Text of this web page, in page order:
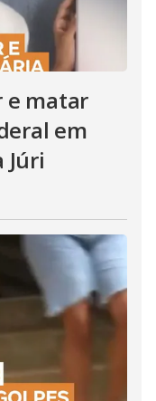
e matar
em
Júri